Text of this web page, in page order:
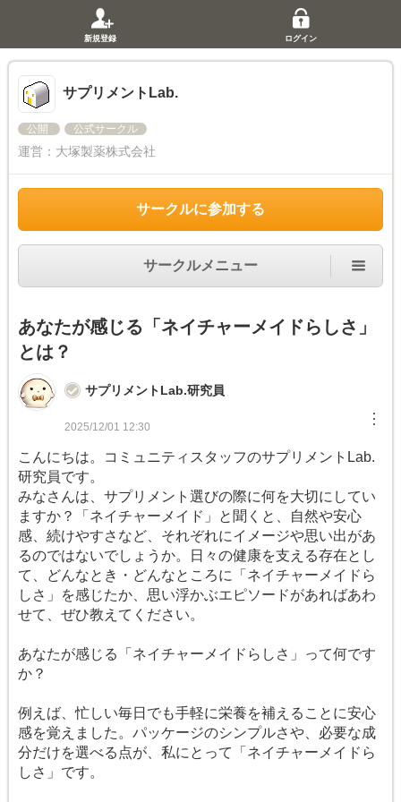
新規登録 ログイン
サプリメントLab.
公開 公式サークル
運営： 大塚製薬株式会社
サークルに参加する
サークルメニュー
あなたが感じる「ネイチャーメイドらしさ」
とは？
サプリメントLab.研究員
2025/12/01 12:30 ︙
こんにちは。コミュニティスタッフのサプリメントLab.
研究員です。
みなさんは、サプリメント選びの際に何を大切にしてい
ますか？「ネイチャーメイド」と聞くと、自然や安心
感、続けやすさなど、それぞれにイメージや思い出があ
るのではないでしょうか。日々の健康を支える存在とし
て、どんなとき・どんなところに「ネイチャーメイドら
しさ」を感じたか、思い浮かぶエピソードがあればあわ
せて、ぜひ教えてください。
あなたが感じる「ネイチャーメイドらしさ」って何です
か？
例えば、忙しい毎日でも手軽に栄養を補えることに安心
感を覚えました。パッケージのシンプルさや、必要な成
分だけを選べる点が、私にとって「ネイチャーメイドら
しさ」です。